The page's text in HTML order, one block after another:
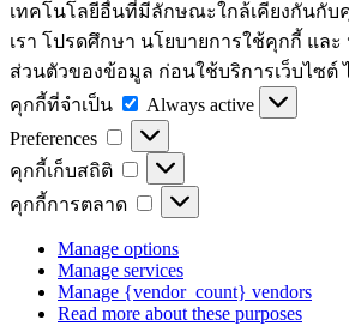
เทคโนโลยีอื่นที่มีลักษณะใกล้เคียงกันกับ
เรา โปรดศึกษา นโยบายการใช้คุกกี้ แล
ส่วนตัวของข้อมูล ก่อนใช้บริการเว็บไซต์
คุกกี้ที่จำเป็น
คุกกี้
ที่
จำเป็น
Always active
Preferences
Preferences
คุกกี้เก็บสถิติ
คุกกี้
เก็บ
คุกกี้การตลาด
คุกกี้
ตลาด
Manage options
Manage services
Manage {vendor_count} vendors
Read more about these purposes